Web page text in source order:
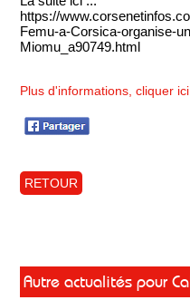
https://
Femu-a-Corsica-organise-
Miomu_a90749.html
Plus d'informations, cliquer ici
RETOUR
Autre actualités pour